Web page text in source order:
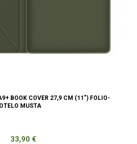
BOOK COVER 27,9 CM (11") FOLIO-
MUSTA
Hinta
33,90 €